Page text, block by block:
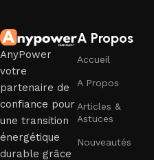
AnyPower
votre
partenaire de
confiance pour
une transition
énergétique
durable grâce
A Propos
Accueil
A Propos
Articles &
Astuces
Nouveautés